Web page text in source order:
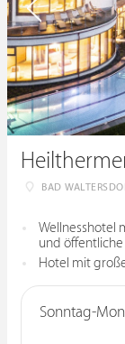
BAD
Wellnesshotel
und
Hotel mit
Sonntag-